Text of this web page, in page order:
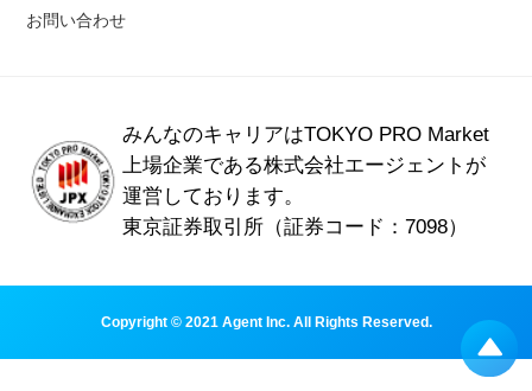
お問い合わせ
みんなのキャリアはTOKYO PRO Market
上場企業である株式会社エージェントが
運営しております。
東京証券取引所（証券コード：7098）
Copyright © 2021 Agent Inc. All Rights Reserved.